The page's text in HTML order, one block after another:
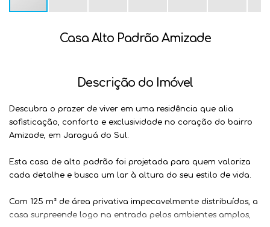
Casa Alto Padrão Amizade
Descrição do Imóvel
Descubra o prazer de viver em uma residência que alia
sofisticação, conforto e exclusividade no coração do bairro
Amizade, em Jaraguá do Sul.
Esta casa de alto padrão foi projetada para quem valoriza
cada detalhe e busca um lar à altura do seu estilo de vida.
Com 125 m² de área privativa impecavelmente distribuídos, a
casa surpreende logo na entrada pelos ambientes amplos,